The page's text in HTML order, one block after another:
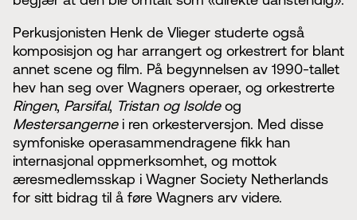
Perkusjonisten Henk de Vlieger studerte også
komposisjon og har arrangert og orkestrert for blant
annet scene og film. På begynnelsen av 1990-tallet
hev han seg over Wagners operaer, og orkestrerte
Ringen, Parsifal, Tristan og Isoldeog
Mestersangernei ren orkesterversjon. Med disse
symfoniske operasammendragene fikk han
internasjonal oppmerksomhet, og mottok
æresmedlemsskap i Wagner Society Netherlands
for sitt bidrag til å føre Wagners arv videre.